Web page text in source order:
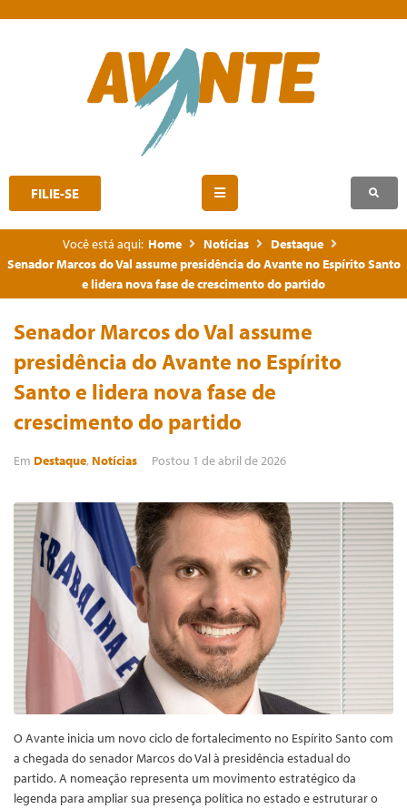
FILIE-SE
Você está aqui: Home Notícias
Destaque
Senador Marcos do Val assume presidência do Avante no Espírito Santo
e lidera nova fase de crescimento do partido
Senador Marcos do Val assume
presidência do Avante no Espírito
Santo e lidera nova fase de
crescimento do partido
Em Destaque, Notícias Postou 1 de abril de 2026
O Avante inicia um novo ciclo de fortalecimento no Espírito Santo com
a chegada do senador Marcos do Val à presidência estadual do
partido. A nomeação representa um movimento estratégico da
legenda para ampliar sua presença política no estado e estruturar o